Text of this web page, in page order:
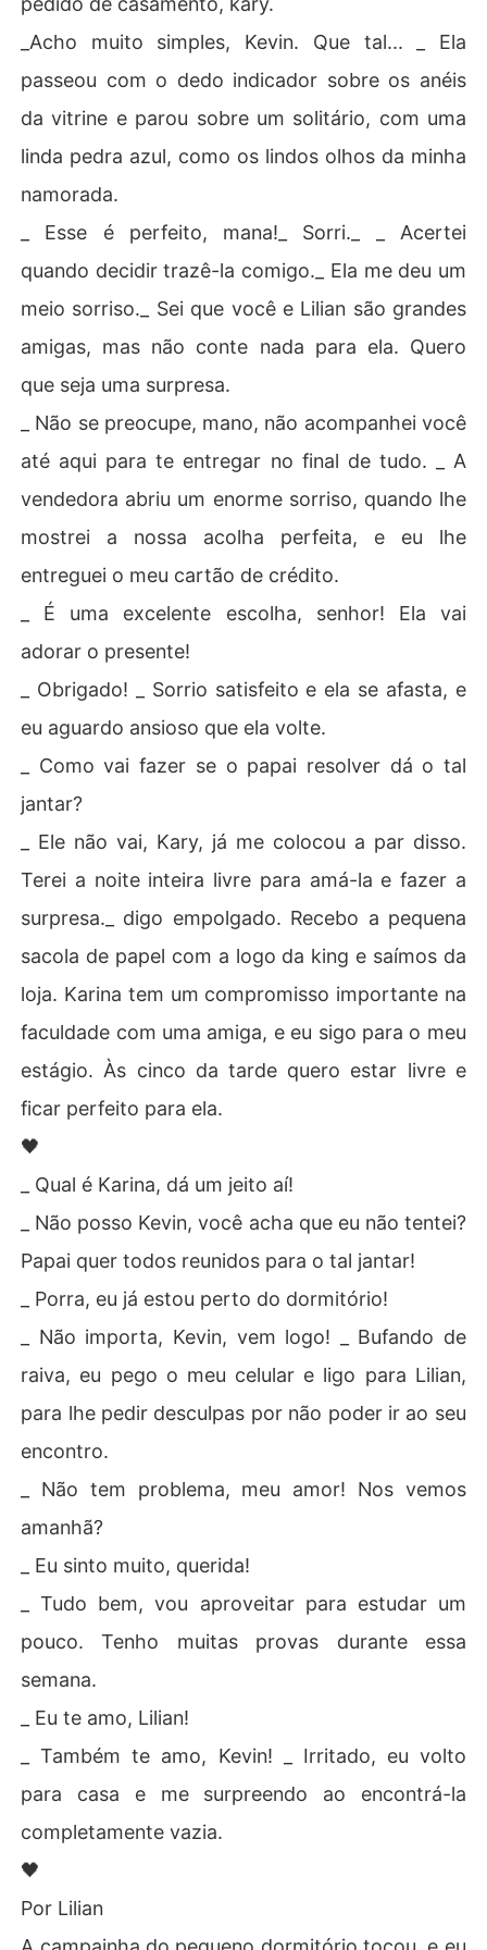
_Acho muito simples, Kevin. Que tal... _ Ela
passeou com o dedo indicador sobre os anéis
da vitrine e parou sobre um solitário, com uma
linda pedra azul, como os lindos olhos da minha
namorada.
_ Esse é perfeito, mana!_ Sorri._ _ Acertei
quando decidir trazê-la comigo._ Ela me deu um
meio sorriso._ Sei que você e Lilian são grandes
amigas, mas não conte nada para ela. Quero
que seja uma surpresa.
_ Não se preocupe, mano, não acompanhei você
até aqui para te entregar no final de tudo. _ A
vendedora abriu um enorme sorriso, quando lhe
mostrei a nossa acolha perfeita, e eu lhe
entreguei o meu cartão de crédito.
_ É uma excelente escolha, senhor! Ela vai
adorar o presente!
_ Obrigado! _ Sorrio satisfeito e ela se afasta, e
eu aguardo ansioso que ela volte.
_ Como vai fazer se o papai resolver dá o tal
jantar?
_ Ele não vai, Kary, já me colocou a par disso.
Terei a noite inteira livre para amá-la e fazer a
surpresa._ digo empolgado. Recebo a pequena
sacola de papel com a logo da king e saímos da
loja. Karina tem um compromisso importante na
faculdade com uma amiga, e eu sigo para o meu
estágio. Às cinco da tarde quero estar livre e
ficar perfeito para ela.
🖤
_ Qual é Karina, dá um jeito aí!
_ Não posso Kevin, você acha que eu não tentei?
Papai quer todos reunidos para o tal jantar!
_ Porra, eu já estou perto do dormitório!
_ Não importa, Kevin, vem logo! _ Bufando de
raiva, eu pego o meu celular e ligo para Lilian,
para lhe pedir desculpas por não poder ir ao seu
encontro.
_ Não tem problema, meu amor! Nos vemos
amanhã?
_ Eu sinto muito, querida!
_ Tudo bem, vou aproveitar para estudar um
pouco. Tenho muitas provas durante essa
semana.
_ Eu te amo, Lilian!
_ Também te amo, Kevin! _ Irritado, eu volto
para casa e me surpreendo ao encontrá-la
completamente vazia.
🖤
Por Lilian